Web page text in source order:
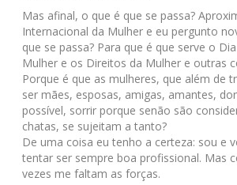
Mas afinal, o que é que se passa?
Internacional da Mulher e eu pergunto
que se passa? Para que é que serve o
Mulher e os Direitos da Mulher e outras
Porque é que as mulheres, que além de
ser mães, esposas, amigas, amantes,
possível, sorrir porque senão são
chatas, se sujeitam a tanto?
De uma coisa eu tenho a certeza: sou e
tentar ser sempre boa profissional. Mas
vezes me faltam as forças.